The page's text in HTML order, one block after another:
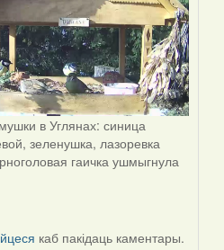
в Углянах: синица
зеленушка, лазоревка
гаичка ушмыгнула
каб пакідаць каментары.